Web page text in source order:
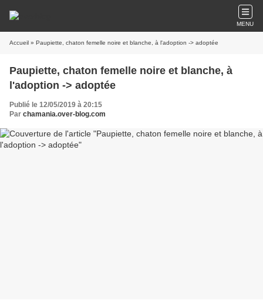
MENU
Accueil » Paupiette, chaton femelle noire et blanche, à l'adoption -> adoptée
Paupiette, chaton femelle noire et blanche, à
l'adoption -> adoptée
Publié le 12/05/2019 à 20:15
Par chamania.over-blog.com